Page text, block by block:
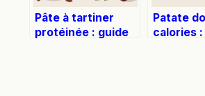
Pâte à tartiner
protéinée : guide
Patate
calories